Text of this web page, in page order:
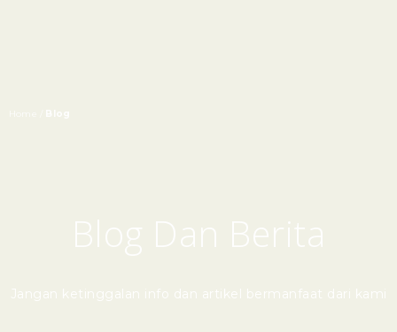
Home / Blog
Blog Dan Berita
Jangan ketinggalan info dan artikel bermanfaat dari kami